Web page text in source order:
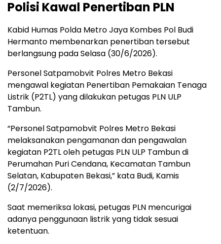
Polisi Kawal Penertiban PLN
Kabid Humas Polda Metro Jaya Kombes Pol Budi
Hermanto membenarkan penertiban tersebut
berlangsung pada Selasa (30/6/2026).
Personel Satpamobvit Polres Metro Bekasi
mengawal kegiatan Penertiban Pemakaian Tenaga
Listrik (P2TL) yang dilakukan petugas PLN ULP
Tambun.
“Personel Satpamobvit Polres Metro Bekasi
melaksanakan pengamanan dan pengawalan
kegiatan P2TL oleh petugas PLN ULP Tambun di
Perumahan Puri Cendana, Kecamatan Tambun
Selatan, Kabupaten Bekasi,” kata Budi, Kamis
(2/7/2026).
Saat memeriksa lokasi, petugas PLN mencurigai
adanya penggunaan listrik yang tidak sesuai
ketentuan.